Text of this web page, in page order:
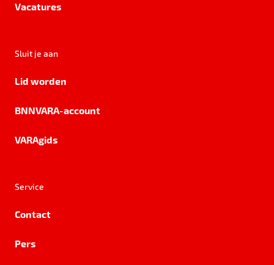
Vacatures
Sluit je aan
Lid worden
BNNVARA-account
VARAgids
Service
Contact
Pers